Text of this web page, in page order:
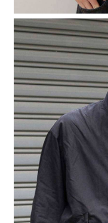
５．嚴禁一人註冊多個帳號
恩沛科技股份有限公司將有